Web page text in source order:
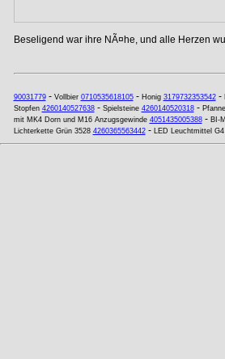
Beseligend war ihre NÃ¤he, und alle Herzen
90031779- Vollbier 0710535618105- Honig 3179732353542-
Stopfen 4260140527638- Spielsteine 4260140520318-
mit MK4 Dorn und M16 Anzugsgewinde 4051435005388- BI-
Lichterkette Grün 3528 4260365563442- LED Leuchtmittel